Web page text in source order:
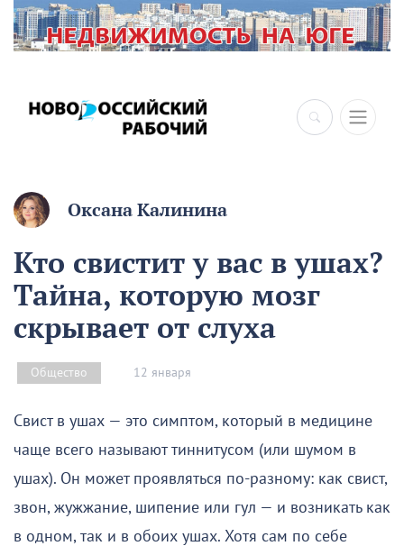
×
Оксана Калинина
Кто свистит у вас в ушах?
Тайна, которую мозг
скрывает от слуха
Общество 12 января
Свист в ушах — это симптом, который в медицине
чаще всего называют тиннитусом (или шумом в
ушах). Он может проявляться по-разному: как свист,
звон, жужжание, шипение или гул — и возникать как
в одном, так и в обоих ушах. Хотя сам по себе